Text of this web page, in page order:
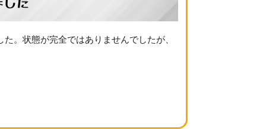
。状態が完全ではありませんでしたが、